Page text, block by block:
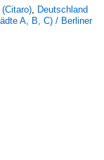
, Deutschland
A, B, C) / Berliner